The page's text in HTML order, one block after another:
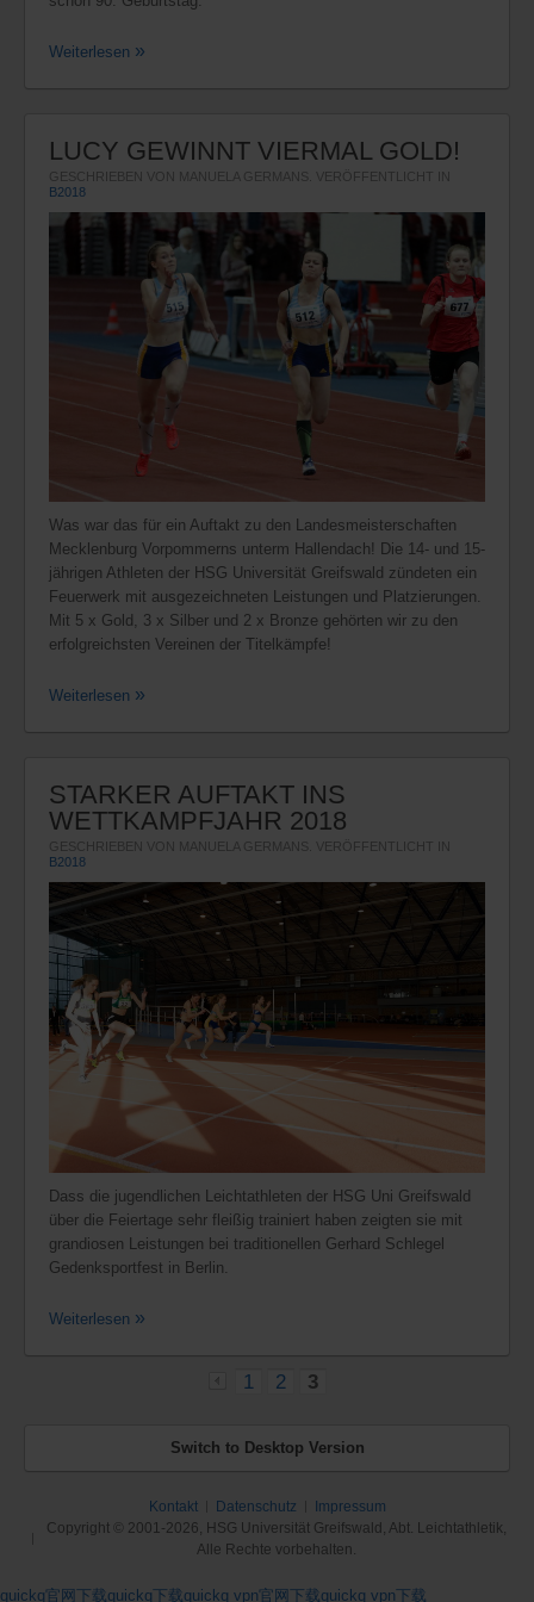
Weiterlesen
LUCY GEWINNT VIERMAL GOLD!
GESCHRIEBEN VON MANUELA GERMANS. VERÖFFENTLICHT IN
B2018
Was war das für ein Auftakt zu den Landesmeisterschaften
Mecklenburg Vorpommerns unterm Hallendach! Die 14- und 15-
jährigen Athleten der HSG Universität Greifswald zündeten ein
Feuerwerk mit ausgezeichneten Leistungen und Platzierungen.
Mit 5 x Gold, 3 x Silber und 2 x Bronze gehörten wir zu den
erfolgreichsten Vereinen der Titelkämpfe!
Weiterlesen
STARKER AUFTAKT INS
WETTKAMPFJAHR 2018
GESCHRIEBEN VON MANUELA GERMANS. VERÖFFENTLICHT IN
B2018
Dass die jugendlichen Leichtathleten der HSG Uni Greifswald
über die Feiertage sehr fleißig trainiert haben zeigten sie mit
grandiosen Leistungen bei traditionellen Gerhard Schlegel
Gedenksportfest in Berlin.
Weiterlesen
«
1 2 3
Switch to Desktop Version
Kontakt Datenschutz
Impressum
Copyright © 2001-2026, HSG Universität Greifswald, Abt. Leichtathletik,
Alle Rechte vorbehalten.
quickq官网下载quickq下载quickq vpn官网下载quickq vpn下载